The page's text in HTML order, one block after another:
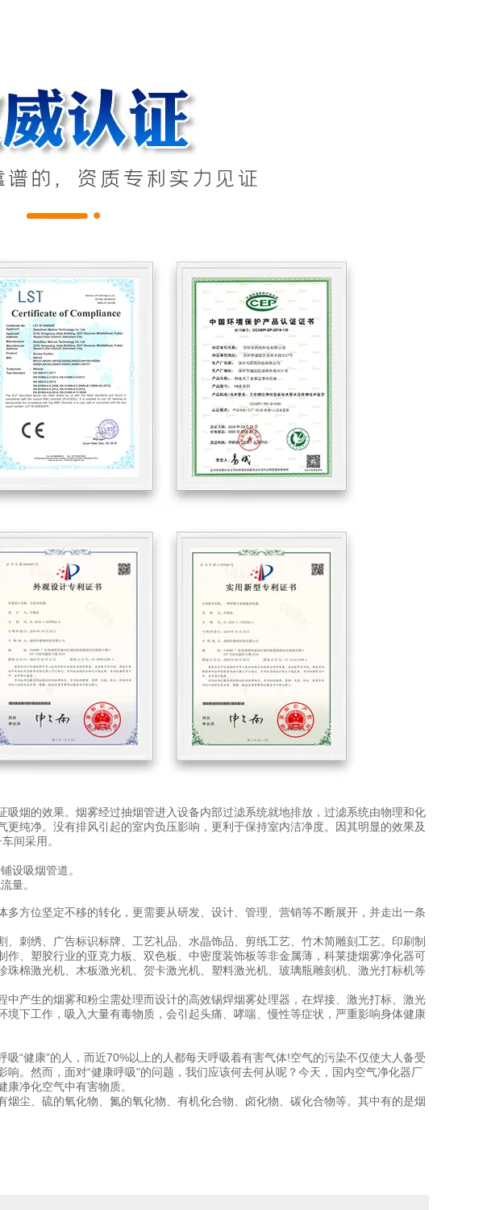
烟的效果。烟雾经过抽烟管进入设备内部过滤系统就地排放，过滤系统由物理和化
纯净。没有排风引起的室内负压影响，更利于保持室内洁净度。因其明显的效果及
间采用。
设吸烟管道。
量。
方位坚定不移的转化，更需要从研发、设计、管理、营销等不断展开，并走出一条
绣、广告标识标牌、工艺礼品、水晶饰品、剪纸工艺、竹木简雕刻工艺。印刷制
、塑胶行业的亚克力板、双色板、中密度装饰板等非金属薄，科莱捷烟雾净化器可
棉激光机、木板激光机、贺卡激光机、塑料激光机、玻璃瓶雕刻机、激光打标机等
产生的烟雾和粉尘需处理而设计的高效锡焊烟雾处理器，在焊接、激光打标、激光
下工作，吸入大量有毒物质，会引起头痛、哮喘、慢性等症状，严重影响身体健康
健康"的人，而近70%以上的人都每天呼吸着有害气体!空气的污染不仅使大人备受
。然而，面对“健康呼吸"的问题，我们应该何去何从呢？今天，国内空气净化器厂
净化空气中有害物质。
尘、硫的氧化物、氮的氧化物、有机化合物、卤化物、碳化合物等。其中有的是烟